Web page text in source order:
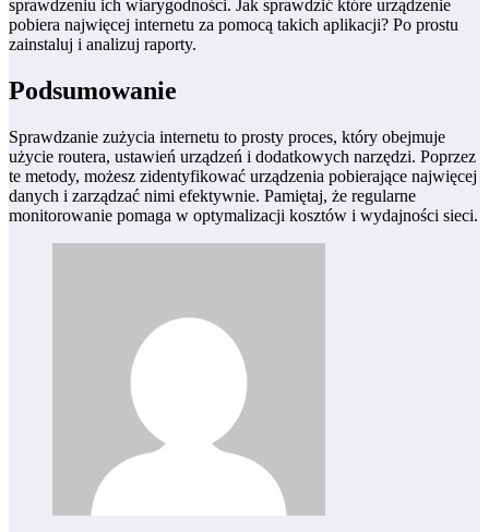
sprawdzeniu ich wiarygodności. Jak sprawdzić które urządzenie
pobiera najwięcej internetu za pomocą takich aplikacji? Po prostu
zainstaluj i analizuj raporty.
Podsumowanie
Sprawdzanie zużycia internetu to prosty proces, który obejmuje
użycie routera, ustawień urządzeń i dodatkowych narzędzi. Poprzez
te metody, możesz zidentyfikować urządzenia pobierające najwięcej
danych i zarządzać nimi efektywnie. Pamiętaj, że regularne
monitorowanie pomaga w optymalizacji kosztów i wydajności sieci.